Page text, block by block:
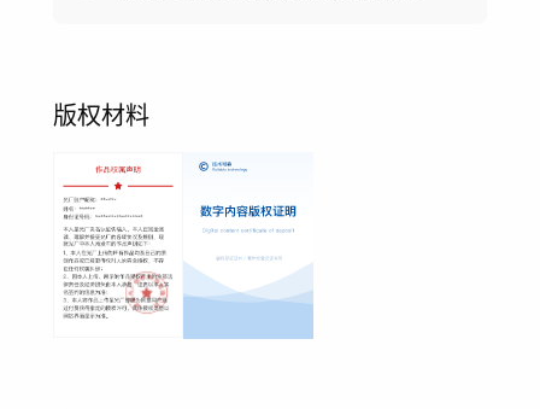
版权材料